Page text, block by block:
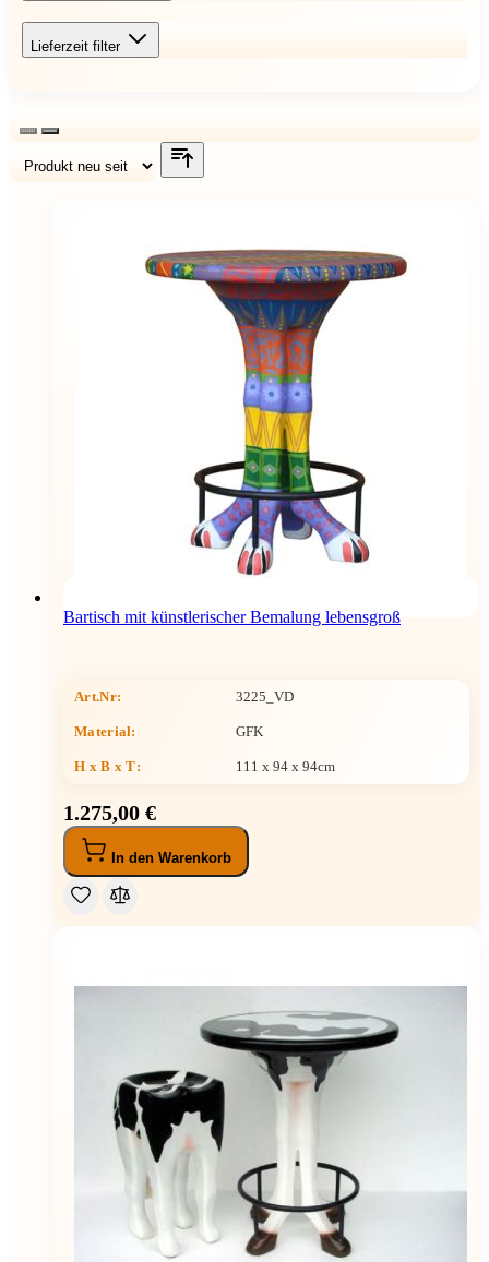
Lieferzeit filter
Bartisch mit künstlerischer Bemalung lebensgroß
Art.Nr: 3225_VD
Material: GFK
H x B x T: 111 x 94 x 94cm
1.275,00 €
In den Warenkorb